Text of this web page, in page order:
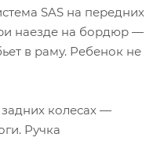
SAS на передних
наезде на бордюр —
в раму. Ребенок не
колесах —
Ручка